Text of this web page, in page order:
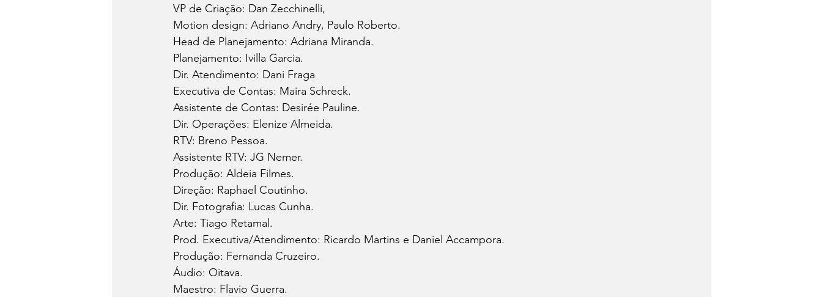
VP de Criação: Dan Zecchinelli,
Motion design: Adriano Andry, Paulo Roberto.
Head de Planejamento: Adriana Miranda.
Planejamento: Ivilla Garcia.
Dir. Atendimento: Dani Fraga
Executiva de Contas: Maira Schreck.
Assistente de Contas: Desirée Pauline.
Dir. Operações: Elenize Almeida.
RTV: Breno Pessoa.
Assistente RTV: JG Nemer.
Produção: Aldeia Filmes.
Direção: Raphael Coutinho.
Dir. Fotografia: Lucas Cunha.
Arte: Tiago Retamal.
Prod. Executiva/Atendimento: Ricardo Martins e Daniel Accampora.
Produção: Fernanda Cruzeiro.
Áudio: Oitava.
Maestro: Flavio Guerra.